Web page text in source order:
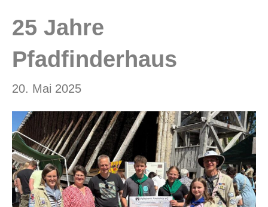
25 Jahre
Pfadfinderhaus
20. Mai 2025